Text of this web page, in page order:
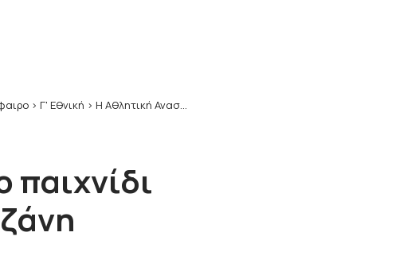
> Γ' Εθνική > Η Αθλητική Ανασκόπηση στο παιχνίδι Αναγέννηση Καρδίτσας – Κοζάνη